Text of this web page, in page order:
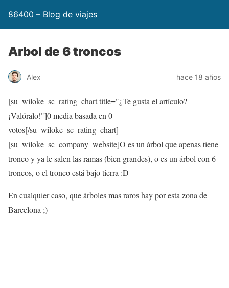
86400 – Blog de viajes
Arbol de 6 troncos
Alex hace 18 años
[su_wiloke_sc_rating_chart title="¿Te gusta el artículo?
¡Valóralo!"]0media basada en 0
votos[/su_wiloke_sc_rating_chart]
[su_wiloke_sc_company_website]O es un árbol que apenas tiene
tronco y ya le salen las ramas (bien grandes), o es un árbol con 6
troncos, o el tronco está bajo tierra :D
En cualquier caso, que árboles mas raros hay por esta zona de
Barcelona ;)